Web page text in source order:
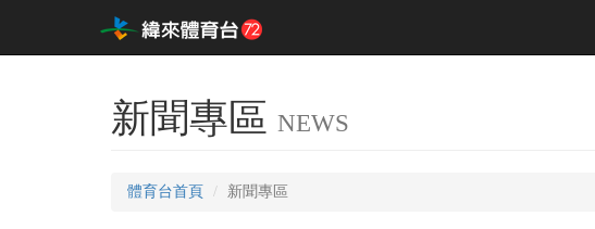
新聞專區 NEWS
體育台首頁 新聞專區